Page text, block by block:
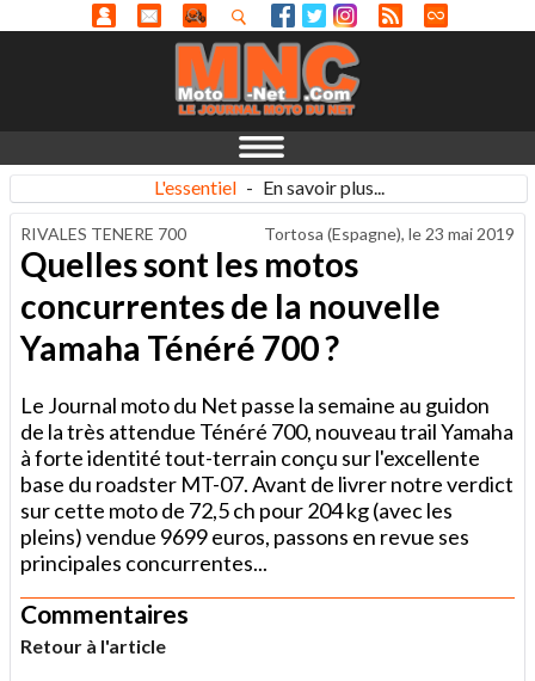
L'essentiel - En savoir plus...
RIVALES TENERE 700 Tortosa (Espagne), le 23 mai 2019
Quelles sont les motos
concurrentes de la nouvelle
Yamaha Ténéré 700 ?
Le Journal moto du Net passe la semaine au guidon
de la très attendue Ténéré 700, nouveau trail Yamaha
à forte identité tout-terrain conçu sur l'excellente
base du roadster MT-07. Avant de livrer notre verdict
sur cette moto de 72,5 ch pour 204 kg (avec les
pleins) vendue 9699 euros, passons en revue ses
principales concurrentes...
Commentaires
Retour à l'article